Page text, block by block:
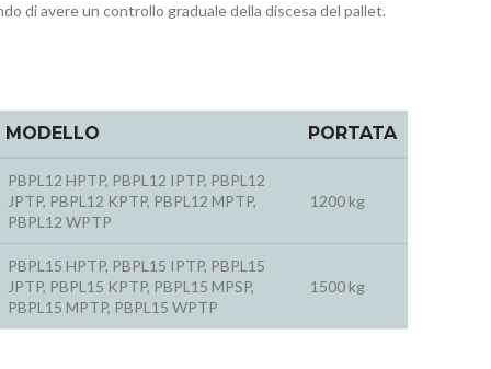
di avere un controllo graduale della discesa del pallet.
MODELLO PORTATA
PBPL12 HPTP, PBPL12 IPTP, PBPL12
JPTP, PBPL12 KPTP, PBPL12 MPTP,
PBPL12 WPTP
1200 kg
PBPL15 HPTP, PBPL15 IPTP, PBPL15
JPTP, PBPL15 KPTP, PBPL15 MPSP,
PBPL15 MPTP, PBPL15 WPTP
1500 kg